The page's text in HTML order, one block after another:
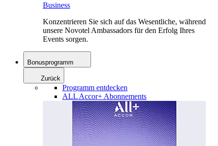
Business
Konzentrieren Sie sich auf das Wesentliche, während
unsere Novotel Ambassadors für den Erfolg Ihres
Events sorgen.
Bonusprogramm
Zurück
Programm entdecken
ALL Accor+ Abonnements